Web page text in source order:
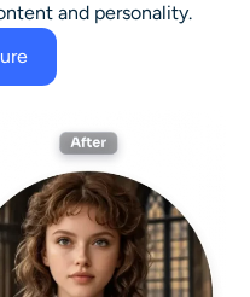
and personality.